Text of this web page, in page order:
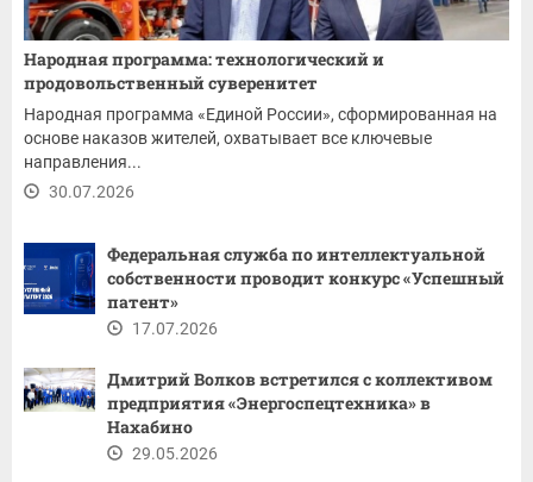
Народная программа: технологический и
продовольственный суверенитет
Народная программа «Единой России», сформированная на
основе наказов жителей, охватывает все ключевые
направления...
30.07.2026
Федеральная служба по интеллектуальной
собственности проводит конкурс «Успешный
патент»
17.07.2026
Дмитрий Волков встретился с коллективом
предприятия «Энергоспецтехника» в
Нахабино
29.05.2026